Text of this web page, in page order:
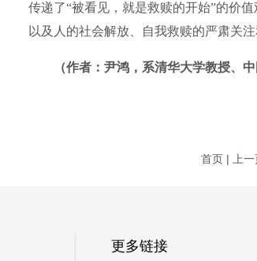
传递了“被看见，就是救赎的开始”的价
以及人的社会解放、自我救赎的严肃关注
（作者：尹鸿，系清华大学教授、
首页 | 上一
更多链接